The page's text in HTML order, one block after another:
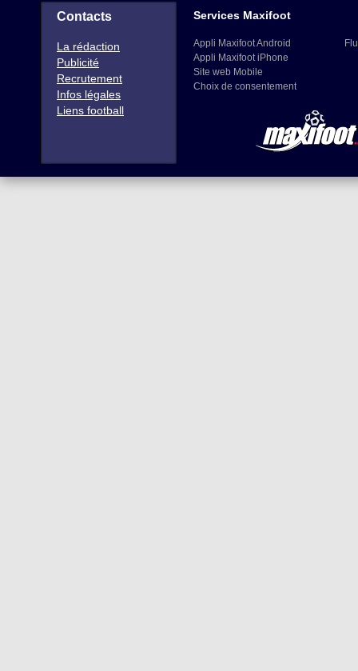
Contacts
La rédaction
Publicité
Recrutement
Infos légales
Liens football
Services Maxifoot
Appli Maxifoot Android
Appli Maxifoot iPhone
Site web Mobile
Choix de consentement